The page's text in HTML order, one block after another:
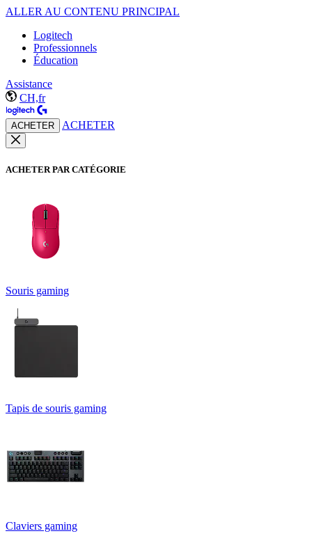
ALLER AU CONTENU PRINCIPAL
Logitech
Professionnels
Éducation
Assistance
CH,fr
ACHETER ACHETER
ACHETER PAR CATÉGORIE
Souris gaming
Tapis de souris gaming
Claviers gaming